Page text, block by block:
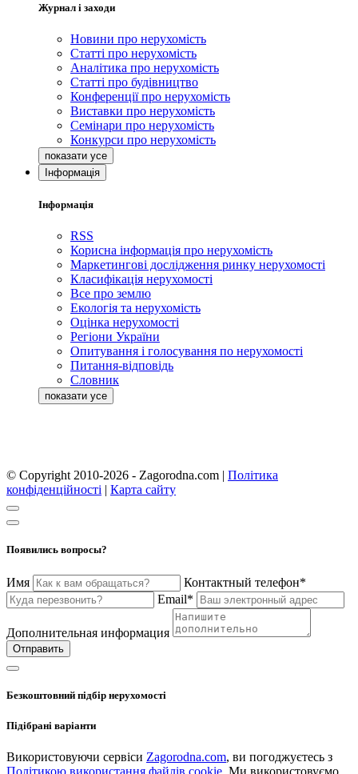
Журнал і заходи
Новини про нерухомість
Статті про нерухомість
Аналітика про нерухомість
Статті про будівництво
Конференції про нерухомість
Виставки про нерухомість
Семінари про нерухомість
Конкурси про нерухомість
Інформація
Інформація
RSS
Корисна інформація про нерухомість
Маркетингові дослідження ринку нерухомості
Класифікація нерухомості
Все про землю
Екологія та нерухомість
Оцінка нерухомості
Регіони України
Опитування і голосування по нерухомості
Питання-відповідь
Словник
© Copyright 2010-2026 - Zagorodna.com | Політика
конфіденційності | Карта сайту
Появились вопросы?
Имя
Контактный телефон*
Email*
Дополнительная информация
Отправить
Безкоштовний підбір нерухомості
Підібрані варіанти
Використовуючи сервіси Zagorodna.com, ви погоджуєтесь з
Політикою використання файлів cookie . Ми використовуємо